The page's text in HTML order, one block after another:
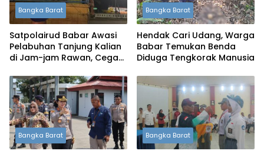
Bangka Barat
Satpolairud Babar Awasi
Pelabuhan Tanjung Kalian
di Jam-jam Rawan, Cegah
Bangka Barat
Hendak Cari Udang, Warga
Babar Temukan Benda
Diduga Tengkorak Manusia
Bangka Barat Bangka Barat